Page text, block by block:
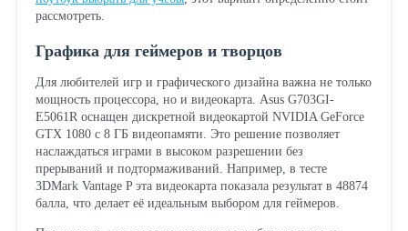
рассмотреть.
Графика для геймеров и творцов
Для любителей игр и графического дизайна важна не только
мощность процессора, но и видеокарта. Asus G703GI-
E5061R оснащен дискретной видеокартой NVIDIA GeForce
GTX 1080 с 8 ГБ видеопамяти. Это решение позволяет
наслаждаться играми в высоком разрешении без
прерываний и подтормаживаний. Например, в тесте
3DMark Vantage P эта видеокарта показала результат в 48874
балла, что делает её идеальным выбором для геймеров.